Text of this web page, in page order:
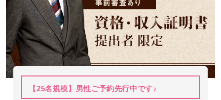
【25名規模】男性ご予約先行中です♪